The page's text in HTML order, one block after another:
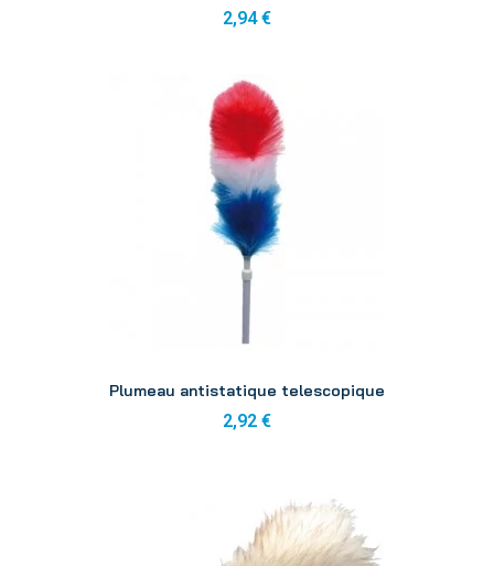
2,94 €
Plumeau antistatique telescopique
2,92 €